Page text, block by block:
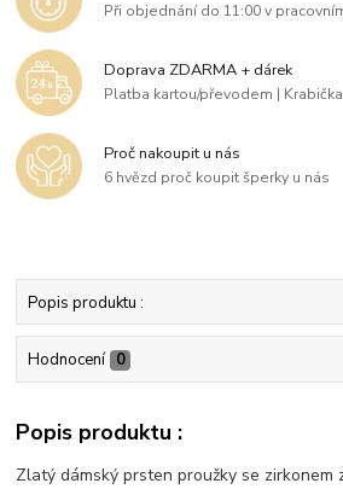
Při objednání do 11:00 v
Doprava ZDARMA + dárek
Platba kartou/převodem |
Proč nakoupit u nás
6 hvězd proč koupit šperky u nás
Popis produktu :
Hodnocení 0
Popis produktu :
Zlatý dámský prsten proužky se zirkonem